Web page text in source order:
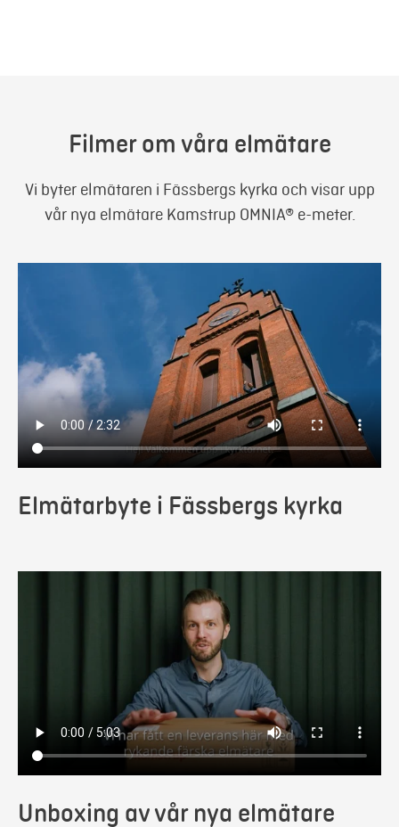
Filmer om våra elmätare
Vi byter elmätaren i Fässbergs kyrka och visar upp
vår nya elmätare Kamstrup OMNIA® e-meter.
Elmätarbyte i Fässbergs kyrka
Unboxing av vår nya elmätare